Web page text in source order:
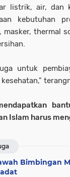
listrik, air, dan
kebutuhan
masker, thermal
untuk
Islam harus
Bimbingan